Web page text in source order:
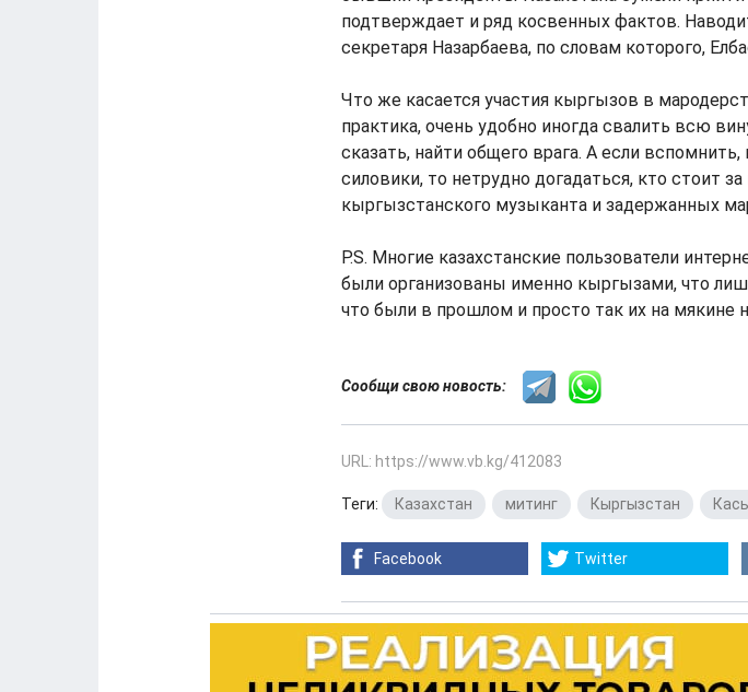
подтверждает и ряд косвенных фактов.
секретаря Назарбаева, по словам которого,
Что же касается участия кыргызов в
практика, очень удобно иногда свалить всю
сказать, найти общего врага. А если
силовики, то нетрудно догадаться, кто стоит
кыргызстанского музыканта и задержанных
P.S. Многие казахстанские пользователи
были организованы именно кыргызами, что
что были в прошлом и просто так их на мякине
Сообщи свою новость:
URL: https://www.vb.kg/412083
Теги: Казахстан митинг Кыргызстан
Facebook Twitter